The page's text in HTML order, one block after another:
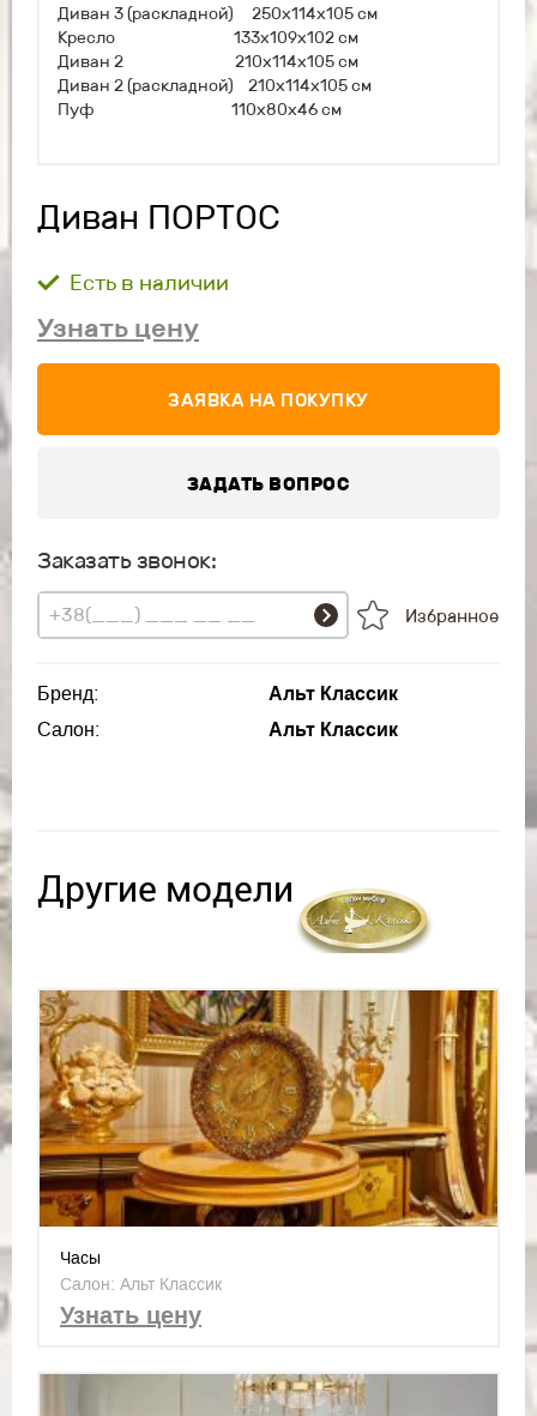
Диван 3 (раскладной) 250х114х105 см
Кресло 133х109х102 см
Диван 2 210х114х105 см
Диван 2 (раскладной) 210х114х105 см
Пуф 110х80х46 см
Диван ПОРТОС
Есть в наличии
Узнать цену
ЗАЯВКА НА ПОКУПКУ
ЗАДАТЬ ВОПРОС
Заказать звонок:
Избранное
Бренд:
Альт Классик
Салон:
Альт Классик
Другие модели
Часы
Салон: Альт Классик
Узнать цену